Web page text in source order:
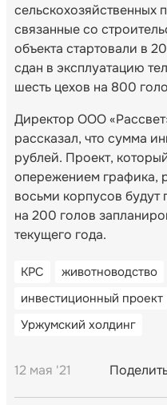
сельскохозяйственных
связанные со
объекта стартовали в
сдан в эксплуатацию
шесть цехов на 800
Директор ООО
рассказал, что сумма
рублей. Проект,
опережением графика,
восьми корпусов будут
на 200 голов
текущего года.
КРС животноводство
инвестиционный проект
Уржумский холдинг
12 мая '21